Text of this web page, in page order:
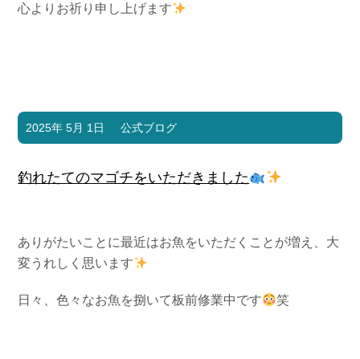
心よりお祈り申し上げます
2025年 5月 1日 公式ブログ
釣れたてのマゴチをいただきました
ありがたいことに最近はお魚をいただくことが増え、大
変うれしく思います
日々、色々なお魚を捌いて板前修業中です 笑